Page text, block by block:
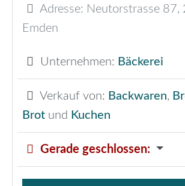
Adresse: Neutorstrasse 87,
Emden
Unternehmen: Bäckerei
Verkauf von: Backwaren,
Brot und Kuchen
Gerade geschlossen: